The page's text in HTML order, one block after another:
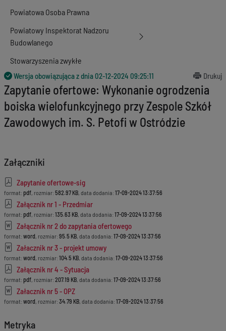
Powiatowa Osoba Prawna
Powiatowy Inspektorat Nadzoru
Budowlanego
Stowarzyszenia zwykłe
Wersja obowiązująca z dnia02-12-2024 09:25:11 Drukuj
Zapytanie ofertowe: Wykonanie ogrodzenia
boiska wielofunkcyjnego przy Zespole Szkół
Zawodowych im. S. Petofi w Ostródzie
Załączniki
Zapytanie ofertowe-sig
format: pdf, rozmiar: 582.97 KB, data dodania: 17-09-2024 13:37:56
Załącznik nr 1 - Przedmiar
format: pdf, rozmiar: 135.63 KB, data dodania: 17-09-2024 13:37:56
Załącznik nr 2 do zapytania ofertowego
format: word, rozmiar: 95.5 KB, data dodania: 17-09-2024 13:37:56
Załacznik nr 3 - projekt umowy
format: word, rozmiar: 104.5 KB, data dodania: 17-09-2024 13:37:56
Załącznik nr 4 - Sytuacja
format: pdf, rozmiar: 207.19 KB, data dodania: 17-09-2024 13:37:56
Załacznik nr 5 - OPZ
format: word, rozmiar: 34.79 KB, data dodania: 17-09-2024 13:37:56
Metryka